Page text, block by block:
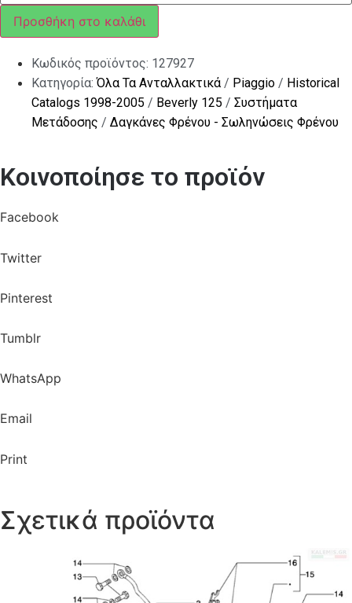
#10x#14x1
ποσότητα
Προσθήκη στο καλάθι
Κωδικός προϊόντος: 127927
Κατηγορία:Όλα Τα Ανταλλακτικά/ Piaggio / Historical
Catalogs 1998-2005 / Beverly 125 / Συστήματα
Μετάδοσης / Δαγκάνες Φρένου - Σωληνώσεις Φρένου
Κοινοποίησε το προϊόν
Facebook
Twitter
Pinterest
Tumblr
WhatsApp
Email
Print
Σχετικά προϊόντα